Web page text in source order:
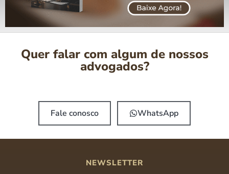
Quer falar com algum de nossos
advogados?
Fale conosco WhatsApp
NEWSLETTER